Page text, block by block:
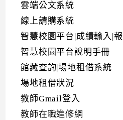
雲端公文系統
線上請購系統
智慧校園平台|成績輸入|
智慧校園平台說明手冊
館藏查詢|場地租借系統
場地租借狀況
教師Gmail登入
教師在職進修網